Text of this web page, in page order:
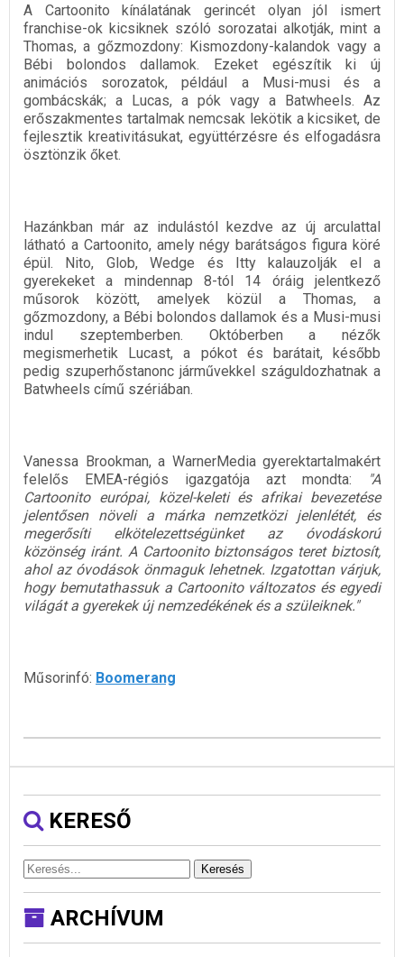
A Cartoonito kínálatának gerincét olyan jól ismert
franchise-ok kicsiknek szóló sorozatai alkotják, mint a
Thomas, a gőzmozdony: Kismozdony-kalandok vagy a
Bébi bolondos dallamok. Ezeket egészítik ki új
animációs sorozatok, például a Musi-musi és a
gombácskák; a Lucas, a pók vagy a Batwheels. Az
erőszakmentes tartalmak nemcsak lekötik a kicsiket, de
fejlesztik kreativitásukat, együttérzésre és elfogadásra
ösztönzik őket.
Hazánkban már az indulástól kezdve az új arculattal
látható a Cartoonito, amely négy barátságos figura köré
épül. Nito, Glob, Wedge és Itty kalauzolják el a
gyerekeket a mindennap 8-tól 14 óráig jelentkező
műsorok között, amelyek közül a Thomas, a
gőzmozdony, a Bébi bolondos dallamok és a Musi-musi
indul szeptemberben. Októberben a nézők
megismerhetik Lucast, a pókot és barátait, később
pedig szuperhőstanonc járművekkel száguldozhatnak a
Batwheels című szériában.
Vanessa Brookman, a WarnerMedia gyerektartalmakért
felelős EMEA-régiós igazgatója azt mondta:
"A
Cartoonito európai, közel-keleti és afrikai bevezetése
jelentősen növeli a márka nemzetközi jelenlétét, és
megerősíti elkötelezettségünket az óvodáskorú
közönség iránt. A Cartoonito biztonságos teret biztosít,
ahol az óvodások önmaguk lehetnek. Izgatottan várjuk,
hogy bemutathassuk a Cartoonito változatos és egyedi
világát a gyerekek új nemzedékének és a szüleiknek."
Műsorinfó: Boomerang
KERESŐ
Keresés
ARCHÍVUM